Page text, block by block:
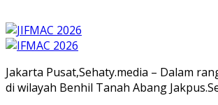
Jakarta Pusat,Sehaty.media – Dalam
di wilayah Benhil Tanah Abang